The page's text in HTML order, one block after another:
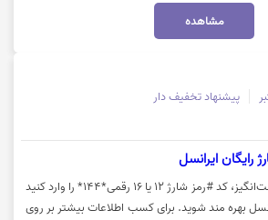
مشاهده
پیشنهاد تخفیف دار
برای استفاده از شارژ شگفت‌انگیز، کد #رمز شارژ ۱۲ یا ۱۶ رقمی*۱۴۴* را وارد کنید
ایرانسل بهره مند شوید. برای کسب اطلاعات بیشتر بر روی